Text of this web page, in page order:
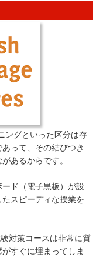
ングといった区分は存
って、その結びつき
あるからです。
ド（電子黒板）が設
スピーディな授業を
対策コースは非常に質
すぐに埋まってしま